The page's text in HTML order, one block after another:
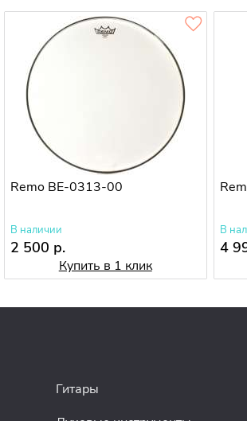
Remo BE-0313-00
В наличии
2 500 р.
Купить в 1 клик
В
4
Гитары